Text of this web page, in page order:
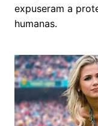
expuseram a
humanas.